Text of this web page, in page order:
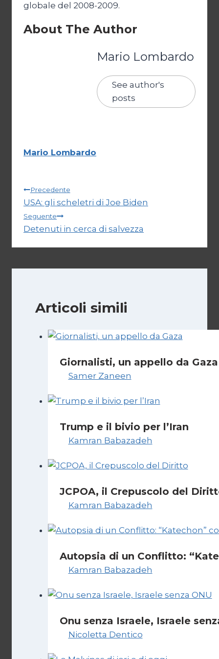
globale del 2008-2009.
About The Author
Mario Lombardo
See author's
posts
Mario Lombardo
Navigazione
articoli
Precedente
USA: gli scheletri di Joe Biden
Seguente
Detenuti in cerca di salvezza
Articoli simili
Giornalisti, un appello da Gaza
Samer Zaneen
Trump e il bivio per l’Iran
Kamran Babazadeh
JCPOA, il Crepuscolo del
Kamran Babazadeh
Autopsia di un Conflitto:
Kamran Babazadeh
Onu senza Israele, Israele
Nicoletta Dentico